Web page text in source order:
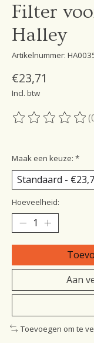
Filter
Halley
Artikelnummer:
€23,71
Incl. btw
De beoordeling
Maak een keuze: *
Hoeveelheid:
Aan
Toevoegen om te